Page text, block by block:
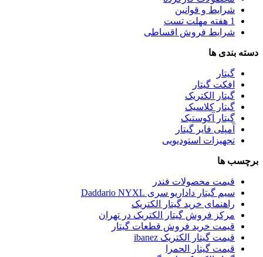
شرایط و قوانین
1 هفته مهلت تست
شرایط فروش اقساطی
دسته بندی ها
گیتار
افکت گیتار
گیتار الکتریک
گیتار کلاسیک
گیتار آکوستیک
آمپلی فایر گیتار
تجهیزات استودیویی
برچسب ها
قیمت محصولات فندر
سیم گیتار داداریو سری Daddario NYXL
راهنمای خرید گیتار الکتریک
مرکز فروش گیتار الکتریک در تهران
قیمت خرید فروش قطعات گیتار
قیمت گیتار الکتریک ibanez
قیمت گیتار الحمرا